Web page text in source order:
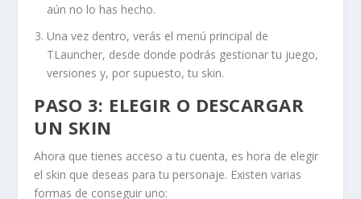
aún no lo has hecho.
Una vez dentro, verás el menú principal de
TLauncher, desde donde podrás gestionar tu juego,
versiones y, por supuesto, tu skin.
PASO 3: ELEGIR O DESCARGAR
UN SKIN
Ahora que tienes acceso a tu cuenta, es hora de elegir
el skin que deseas para tu personaje. Existen varias
formas de conseguir uno: